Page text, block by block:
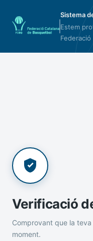
Sistema
Estem
Verificació
Comprovant que la
moment.